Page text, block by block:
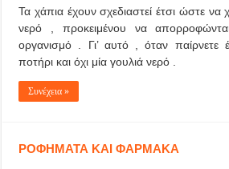
Τα χάπια έχουν σχεδιαστεί έτσι ώστε
νερό , προκειμένου να
οργανισμό . Γι’ αυτό , όταν παίρνετε
ποτήρι και όχι μία γουλιά νερό .
Συνέχεια »
ΡΟΦΗΜΑΤΑ ΚΑΙ ΦΑΡΜΑΚΑ